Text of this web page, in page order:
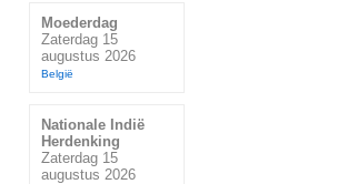
Moederdag
Zaterdag 15
augustus 2026
België
Nationale Indië
Herdenking
Zaterdag 15
augustus 2026